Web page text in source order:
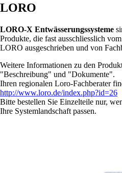
LORO
LORO-X Entwässerungssysteme
Produkte, die fast ausschliesslich
LORO ausgeschrieben und von
Weitere Informationen zu den
"Beschreibung" und "Dokumente".
Ihren regionalen Loro-Fachberater
http://www.loro.de/index.php?id=26
Bitte bestellen Sie Einzelteile nur,
Ihre Systemlandschaft passen.